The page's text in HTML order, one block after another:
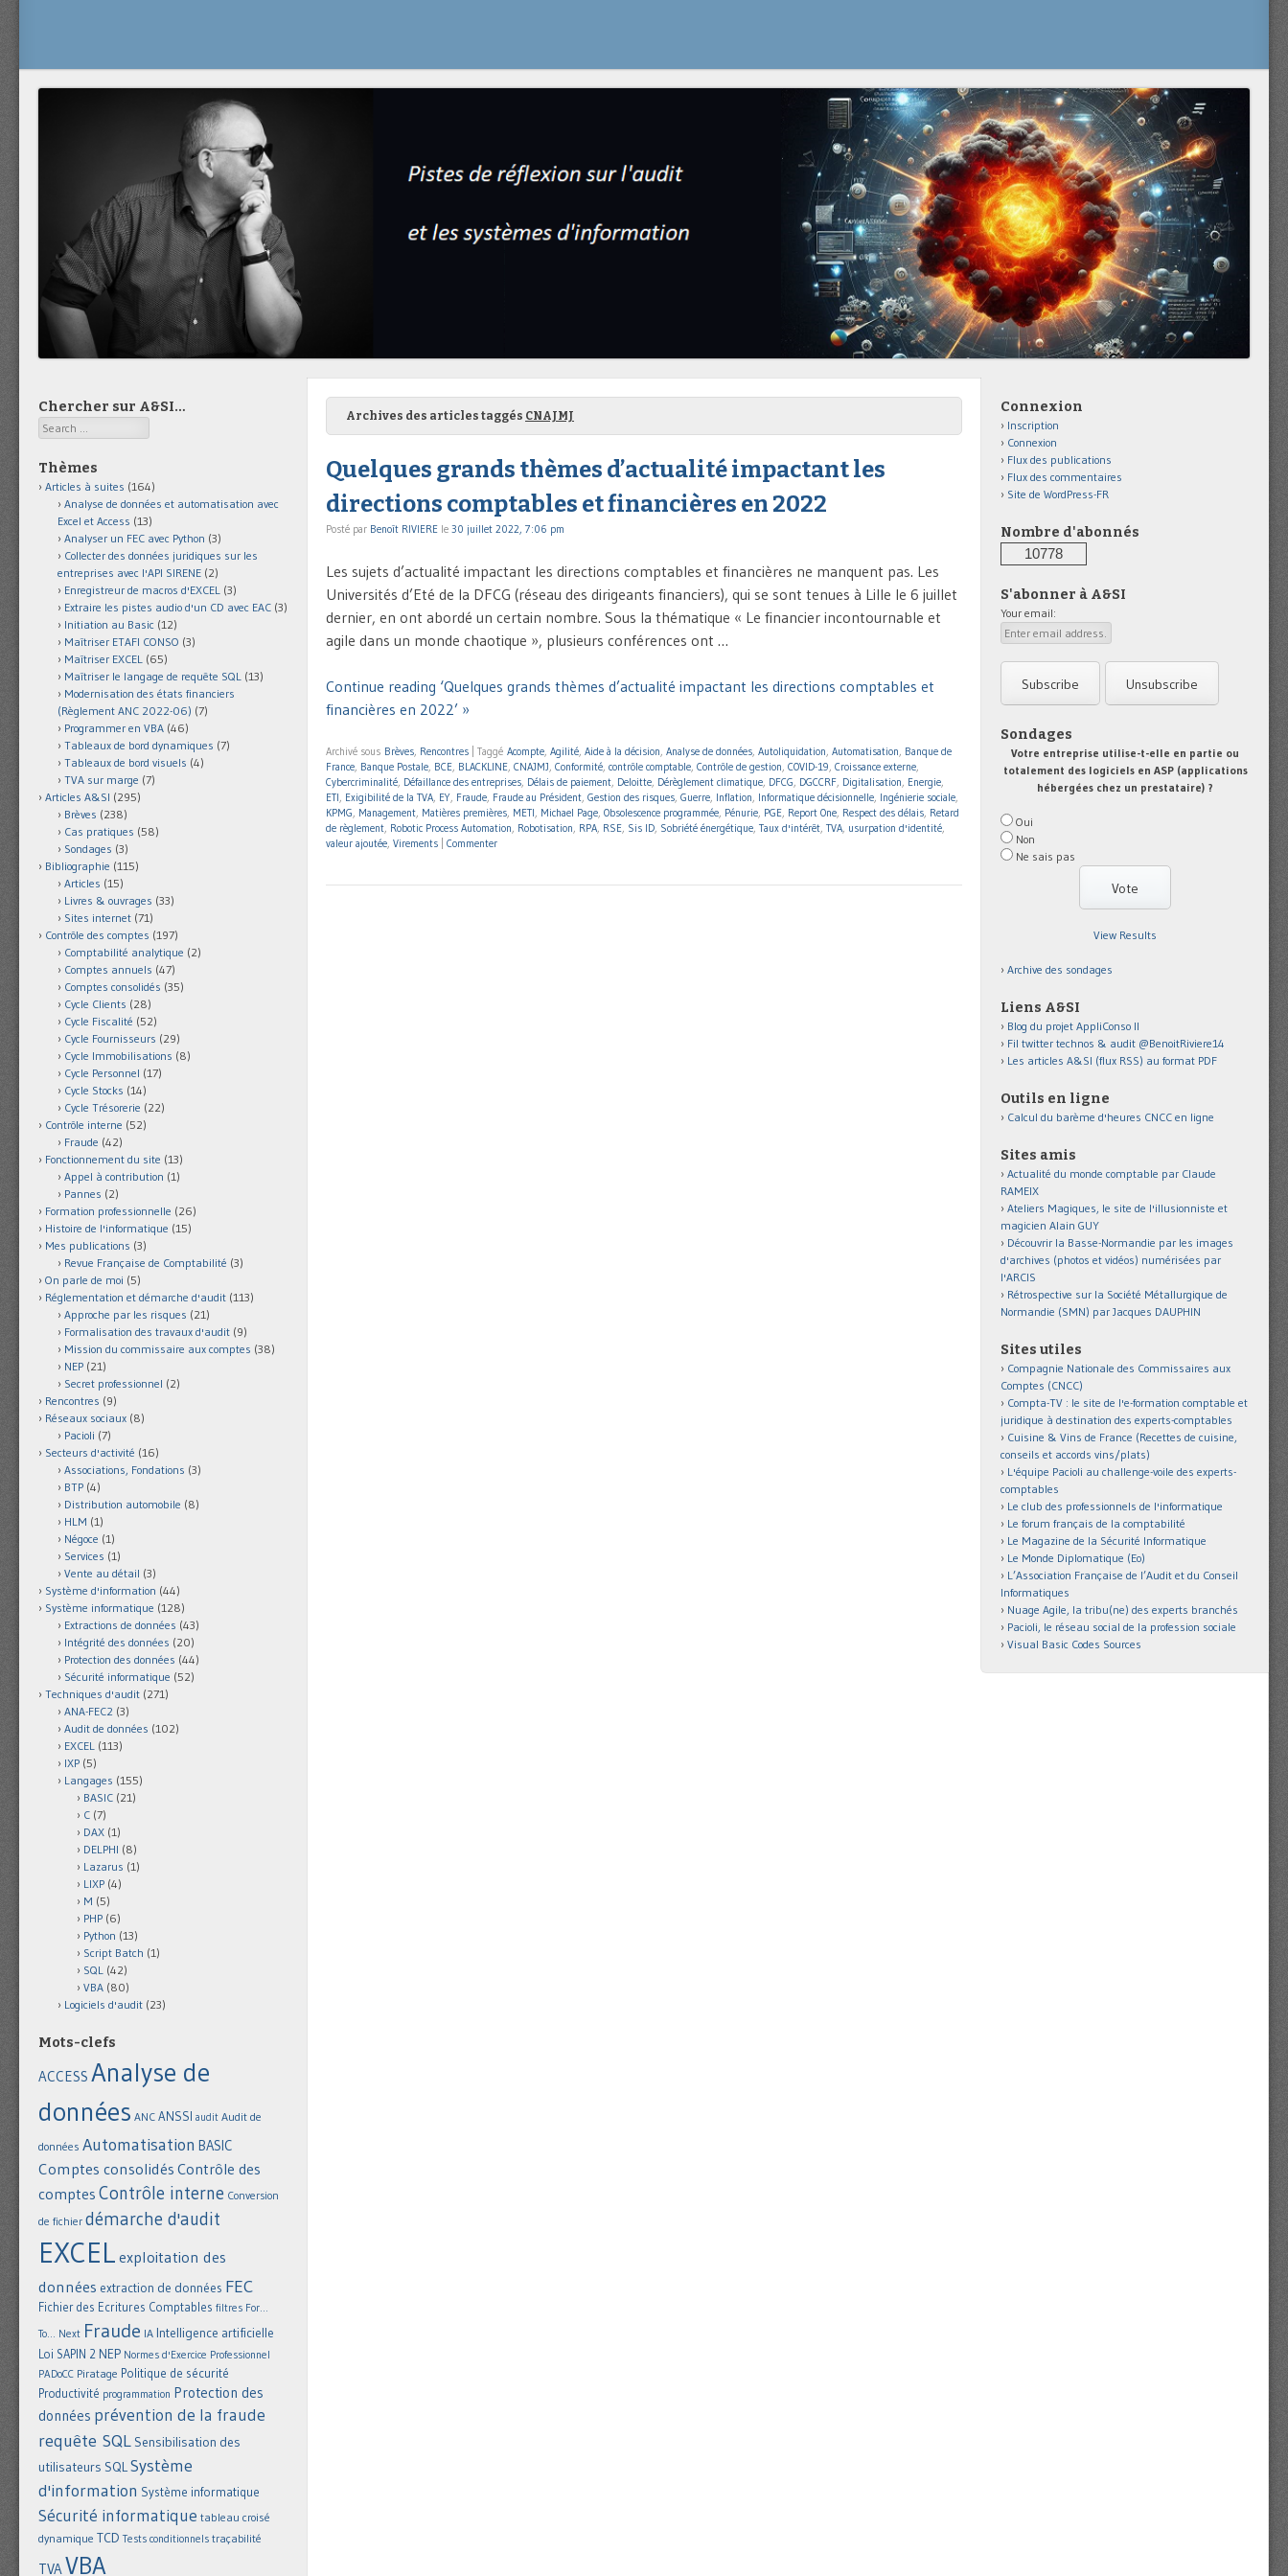
Archives des articles taggés CNAJMJ
Quelques grands thèmes d’actualité impactant les
directions comptables et financières en 2022
Posté par Benoît RIVIERE le 30 juillet 2022, 7:06 pm
Les sujets d’actualité impactant les directions comptables et financières ne manquent pas. Les
Universités d’Eté de la DFCG (réseau des dirigeants financiers), qui se sont tenues à Lille le 6 juillet
dernier, en ont abordé un certain nombre. Sous la thématique « Le financier incontournable et
agile dans un monde chaotique », plusieurs conférences ont …
Continue reading ‘Quelques grands thèmes d’actualité impactant les directions comptables et
financières en 2022’ »
Archivé sous Brèves, Rencontres Taggé Acompte, Agilité, Aide à la décision, Analyse de données, Autoliquidation, Automatisation, Banque de
France, Banque Postale, BCE, BLACKLINE, CNAJMJ, Conformité, contrôle comptable, Contrôle de gestion, COVID-19, Croissance externe,
Cybercriminalité, Défaillance des entreprises, Délais de paiement, Deloitte, Dérèglement climatique, DFCG, DGCCRF, Digitalisation, Energie,
ETI, Exigibilité de la TVA, EY, Fraude, Fraude au Président, Gestion des risques, Guerre, Inflation, Informatique décisionnelle, Ingénierie sociale,
KPMG, Management, Matières premières, METI, Michael Page, Obsolescence programmée, Pénurie, PGE, Report One, Respect des délais, Retard
de règlement, Robotic Process Automation, Robotisation, RPA, RSE, Sis ID, Sobriété énergétique, Taux d'intérêt, TVA, usurpation d'identité,
valeur ajoutée, Virements Commenter
Chercher sur A&SI…
Search
Thèmes
Articles à suites (164)
Analyse de données et automatisation avec
Excel et Access (13)
Analyser un FEC avec Python (3)
Collecter des données juridiques sur les
entreprises avec l'API SIRENE (2)
Enregistreur de macros d'EXCEL (3)
Extraire les pistes audio d'un CD avec EAC (3)
Initiation au Basic (12)
Maîtriser ETAFI CONSO (3)
Maîtriser EXCEL (65)
Maîtriser le langage de requête SQL (13)
Modernisation des états financiers
(Règlement ANC 2022-06) (7)
Programmer en VBA (46)
Tableaux de bord dynamiques (7)
Tableaux de bord visuels (4)
TVA sur marge (7)
Articles A&SI (295)
Brèves (238)
Cas pratiques (58)
Sondages (3)
Bibliographie (115)
Articles (15)
Livres & ouvrages (33)
Sites internet (71)
Contrôle des comptes (197)
Comptabilité analytique (2)
Comptes annuels (47)
Comptes consolidés (35)
Cycle Clients (28)
Cycle Fiscalité (52)
Cycle Fournisseurs (29)
Cycle Immobilisations (8)
Cycle Personnel (17)
Cycle Stocks (14)
Cycle Trésorerie (22)
Contrôle interne (52)
Fraude (42)
Fonctionnement du site (13)
Appel à contribution (1)
Pannes (2)
Formation professionnelle (26)
Histoire de l'informatique (15)
Mes publications (3)
Revue Française de Comptabilité (3)
On parle de moi (5)
Réglementation et démarche d'audit (113)
Approche par les risques (21)
Formalisation des travaux d'audit (9)
Mission du commissaire aux comptes (38)
NEP (21)
Secret professionnel (2)
Rencontres (9)
Réseaux sociaux (8)
Pacioli (7)
Secteurs d'activité (16)
Associations, Fondations (3)
BTP (4)
Distribution automobile (8)
HLM (1)
Négoce (1)
Services (1)
Vente au détail (3)
Système d'information (44)
Système informatique (128)
Extractions de données (43)
Intégrité des données (20)
Protection des données (44)
Sécurité informatique (52)
Techniques d'audit (271)
ANA-FEC2 (3)
Audit de données (102)
EXCEL (113)
IXP (5)
Langages (155)
BASIC (21)
C (7)
DAX (1)
DELPHI (8)
Lazarus (1)
LIXP (4)
M (5)
PHP (6)
Python (13)
Script Batch (1)
SQL (42)
VBA (80)
Logiciels d'audit (23)
Mots-clefs
ACCESS Analyse de
données ANC ANSSI audit Audit de
données Automatisation BASIC
Comptes consolidés Contrôle des
comptes Contrôle interne Conversion
de fichier démarche d'audit
EXCEL exploitation des
données extraction de données FEC
Fichier des Ecritures Comptables filtres For...
To... Next Fraude IA Intelligence artificielle
Loi SAPIN 2 NEP Normes d'Exercice Professionnel
PADoCC Piratage Politique de sécurité
Productivité programmation Protection des
données prévention de la fraude
requête SQL Sensibilisation des
utilisateurs SQLSystème
d'information Système informatique
Sécurité informatique tableau croisé
dynamique TCD Tests conditionnels traçabilité
TVAVBA
Connexion
Inscription
Connexion
Flux des publications
Flux des commentaires
Site de WordPress-FR
Nombre d'abonnés
10778
S'abonner à A&SI
Your email:
Sondages
Votre entreprise utilise-t-elle en partie ou
totalement des logiciels en ASP (applications
hébergées chez un prestataire) ?
Oui
Non
Ne sais pas
View Results
Archive des sondages
Liens A&SI
Blog du projet AppliConso II
Fil twitter technos & audit @BenoitRiviere14
Les articles A&SI (flux RSS) au format PDF
Outils en ligne
Calcul du barème d'heures CNCC en ligne
Sites amis
Actualité du monde comptable par Claude
RAMEIX
Ateliers Magiques, le site de l'illusionniste et
magicien Alain GUY
Découvrir la Basse-Normandie par les images
d'archives (photos et vidéos) numérisées par
l'ARCIS
Rétrospective sur la Société Métallurgique de
Normandie (SMN) par Jacques DAUPHIN
Sites utiles
Compagnie Nationale des Commissaires aux
Comptes (CNCC)
Compta-TV : le site de l'e-formation comptable et
juridique à destination des experts-comptables
Cuisine & Vins de France (Recettes de cuisine,
conseils et accords vins/plats)
L'équipe Pacioli au challenge-voile des experts-
comptables
Le club des professionnels de l'informatique
Le forum français de la comptabilité
Le Magazine de la Sécurité Informatique
Le Monde Diplomatique (Eo)
L’Association Française de l’Audit et du Conseil
Informatiques
Nuage Agile, la tribu(ne) des experts branchés
Pacioli, le réseau social de la profession sociale
Visual Basic Codes Sources